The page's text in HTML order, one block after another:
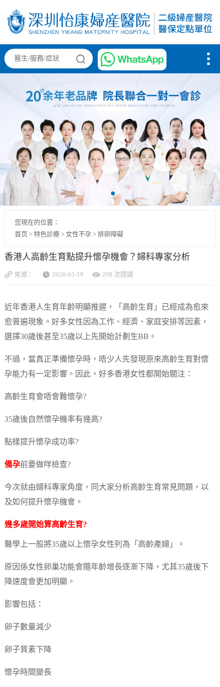
您現在的位置：
首页 > 特色診療> 女性不孕> 排卵障礙
香港人高齡生育點提升懷孕機會？婦科專家分析
來源： 2026-05-19 208 次閱讀
近年香港人生育年齡明顯推遲，「高齡生育」已經成為愈來
愈普遍現象。好多女性因為工作、經濟、家庭安排等因素，
選擇30歲後甚至35歲以上先開始計劃生BB。
不過，當真正準備懷孕時，唔少人先發現原來高齡生育對懷
孕能力有一定影響。因此，好多香港女性都開始關注：
高齡生育會唔會難懷孕?
35歲後自然懷孕機率有幾高?
點樣提升懷孕成功率?
備孕前要做咩檢查?
今次就由婦科專家角度，同大家分析高齡生育常見問題，以
及如何提升懷孕機會。
幾多歲開始算高齡生育?
醫學上一般將35歲以上懷孕女性列為「高齡產婦」。
原因係女性卵巢功能會隨年齡增長逐漸下降，尤其35歲後下
降速度會更加明顯。
影響包括：
卵子數量減少
卵子質素下降
懷孕時間變長